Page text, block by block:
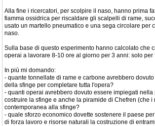
Alla fine i ricercatori, per scolpire il naso, hanno prima
fiamma ossidrica per riscaldare gli scalpelli di rame,
usato un martello pneumatico e una sega circolare per
naso.
Sulla base di questo esperimento hanno calcolato che
operai a lavorare 8-10 ore al giorno per 3 anni: solo per
In più mi domando:
- quante tonnellate di rame e carbone avrebbero
della sfinge per completare tutta l'opera?
- quanti operai avrebbero dovuto essere impiegati nella
costruire la sfinge e anche la piramide di Chefren (che i
contemporanea alla sfinge?
- quale sforzo economico dovette sostenere il paese
di forza lavoro e risorse naturali la costruzione di